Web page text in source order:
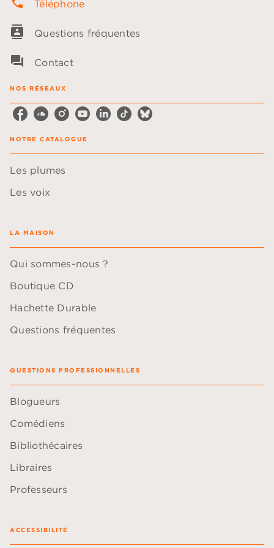
Téléphone
contacts Questions fréquentes
question_answer Contact
NOS RÉSEAUX
NOTRE CATALOGUE
Les plumes
Les voix
LA MAISON
Qui sommes-nous ?
Boutique CD
Hachette Durable
Questions fréquentes
QUESTIONS PROFESSIONNELLES
Blogueurs
Comédiens
Bibliothécaires
Libraires
Professeurs
ACCESSIBILITÉ